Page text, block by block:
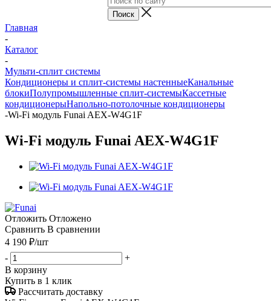
Главная
-
Каталог
-
Мульти-сплит системы
Кондиционеры и сплит-системы настенныеКанальные
блокиПолупромышленные сплит-системыКассетные
кондиционерыНапольно-потолочные кондиционеры
-Wi-Fi модуль Funai AEX-W4G1F
Wi-Fi модуль Funai AEX-W4G1F
Отложить Отложено
Сравнить В сравнении
4 190 ₽/шт
-
+
В корзину
Купить в 1 клик
Рассчитать доставку